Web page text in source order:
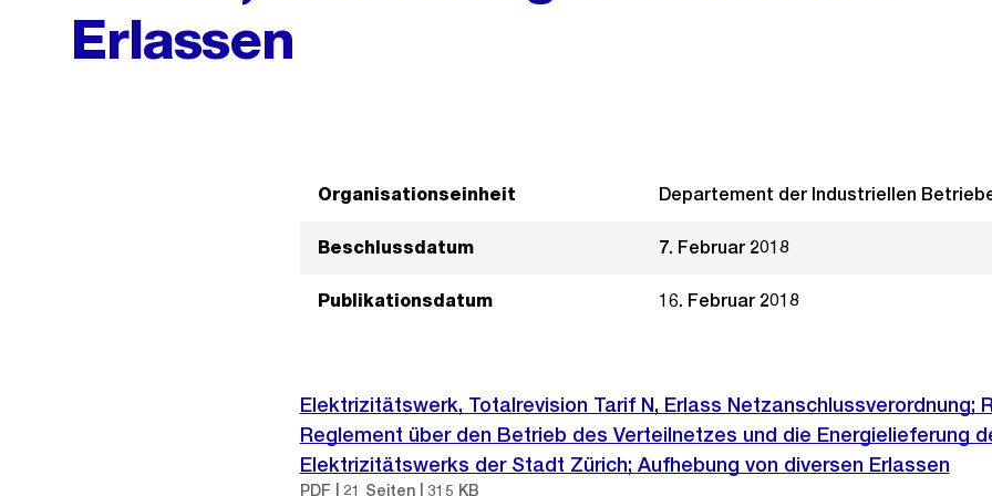
Erlassen
Organisationseinheit Departement der Industriellen
Beschlussdatum 7. Februar 2018
Publikationsdatum 16. Februar 2018
Elektrizitätswerk, Totalrevision Tarif N, Erlass Netzanschlussverordnung;
Reglement über den Betrieb des Verteilnetzes und die Energielieferung
Elektrizitätswerks der Stadt Zürich; Aufhebung von diversen Erlassen
PDF | 21 Seiten | 315 KB